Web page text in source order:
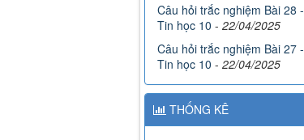
Câu hỏi trắc nghiệm Bài 28 -
Tin học 10 - 22/04/2025
Câu hỏi trắc nghiệm Bài 27 -
Tin học 10 - 22/04/2025
THỐNG KÊ